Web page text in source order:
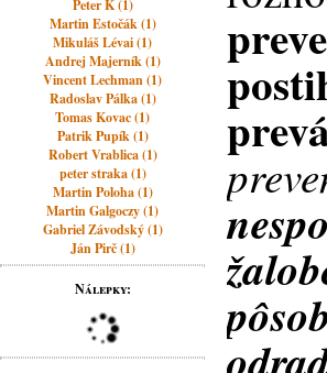
Peter K (1)
Martin Estočák (1)
Mikuláš Lévai (1)
Andrej Majerník (1)
Vincent Lechman (1)
Radoslav Pálka (1)
Tomas Kovac (1)
Patrik Pupík (1)
Robert Vrablica (1)
peter straka (1)
Martin Poloha (1)
Martin Galgoczy (1)
Gabriel Závodský (1)
Ján Pirč (1)
Nálepky: